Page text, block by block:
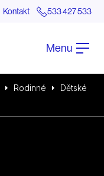
Kontakt 533 427 533
Menu
Rodinné
Dětské